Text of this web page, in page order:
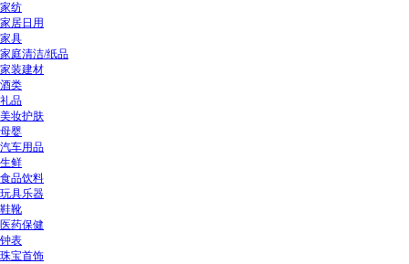
家纺
家居日用
家具
家庭清洁/纸品
家装建材
酒类
礼品
美妆护肤
母婴
汽车用品
生鲜
食品饮料
玩具乐器
鞋靴
医药保健
钟表
珠宝首饰